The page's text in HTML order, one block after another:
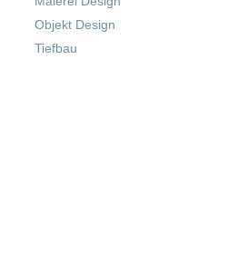
Objekt Design
Tiefbau